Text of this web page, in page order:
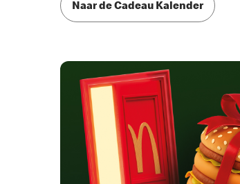
Naar de Cadeau Kalender